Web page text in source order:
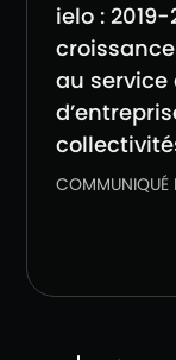
ielo :
au service
COMMUNIQUÉ